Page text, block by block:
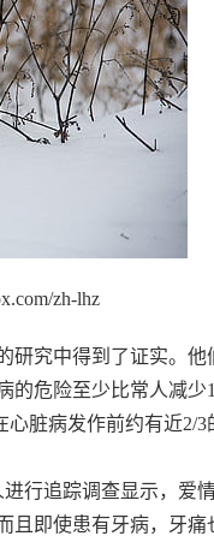
zh-lhz
研究中得到了证实。他
危险至少比常人减少
脏病发作前约有近2/
行追踪调查显示，爱
即使患有牙病，牙痛